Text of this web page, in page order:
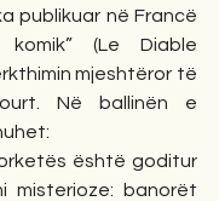
publikuar në Francë
komik” (Le Diable
mjeshtëror të
Në ballinën e
është goditur
misterioze: banorët